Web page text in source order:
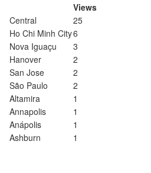
Views
Central
25
Ho Chi Minh City6
Nova Iguaçu
3
Hanover
2
San Jose
2
São Paulo
2
Altamira
1
Annapolis
1
Anápolis
1
Ashburn
1